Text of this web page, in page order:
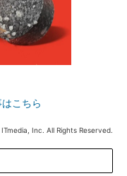
こちら
Inc. All Rights Reserved.